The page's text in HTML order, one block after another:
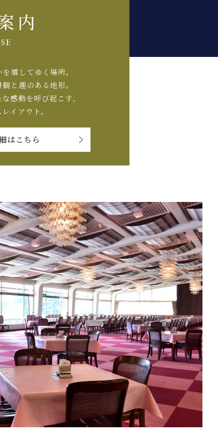
増してゆく場所。
と趣のある地形。
感動を呼び起こす、
イアウト。
はこちら